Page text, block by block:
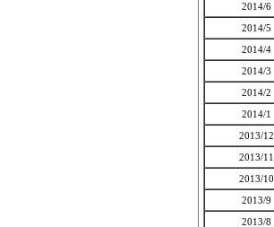
2014/6
2014/5
2014/4
2014/3
2014/2
2014/1
2013/12
2013/11
2013/10
2013/9
2013/8